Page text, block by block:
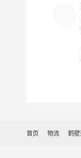
首页 物流